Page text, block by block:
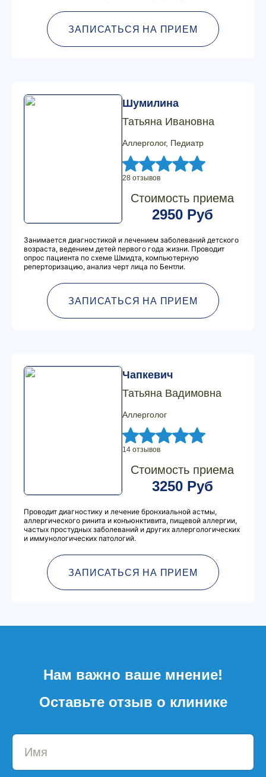
ЗАПИСАТЬСЯ НА ПРИЕМ
Шумилина
Татьяна Ивановна
Аллерголог, Педиатр
28 отзывов
Стоимость приема
2950 Руб
Занимается диагностикой и лечением заболеваний детского
возраста, ведением детей первого года жизни. Проводит
опрос пациента по схеме Шмидта, компьютерную
реперторизацию, анализ черт лица по Бентли.
ЗАПИСАТЬСЯ НА ПРИЕМ
Чапкевич
Татьяна Вадимовна
Аллерголог
14 отзывов
Стоимость приема
3250 Руб
Проводит диагностику и лечение бронхиальной астмы,
аллергического ринита и конъюнктивита, пищевой аллергии,
частых простудных заболеваний и других аллергологических
и иммунологических патологий.
ЗАПИСАТЬСЯ НА ПРИЕМ
Нам важно ваше мнение!
Оставьте отзыв о клинике